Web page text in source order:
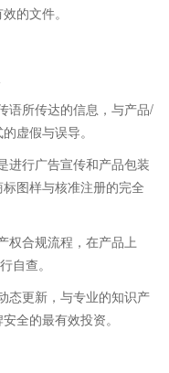
的文件。
语所传达的信息，与产品/
虚假与误导。
进行广告宣传和产品包装
图样与核准注册的完全
权合规流程，在产品上
自查。
态更新，与专业的知识产
全的最有效投资。